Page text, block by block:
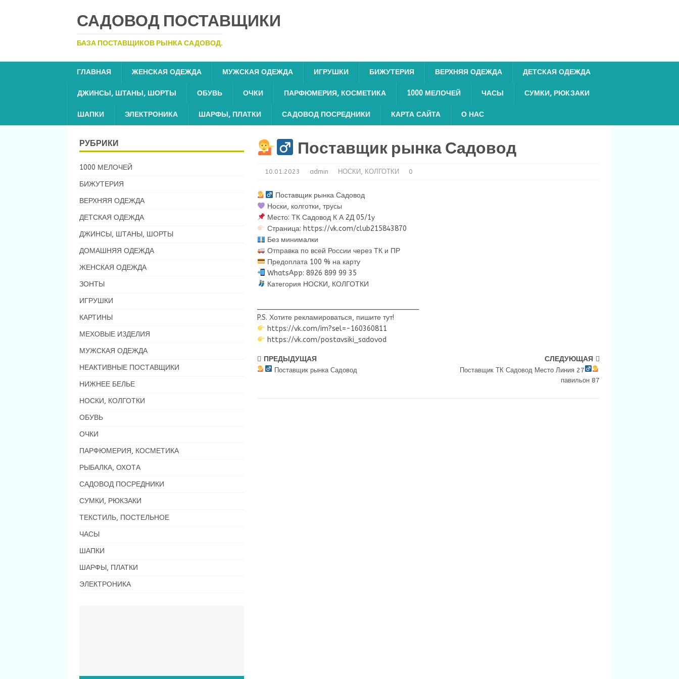
САДОВОД ПОСТАВЩИКИ
БАЗА ПОСТАВЩИКОВ РЫНКА САДОВОД.
ГЛАВНАЯ ЖЕНСКАЯ ОДЕЖДА МУЖСКАЯ ОДЕЖДА ИГРУШКИ БИЖУТЕРИЯ ВЕРХНЯЯ ОДЕЖДА ДЕТСКАЯ ОДЕЖДА
ДЖИНСЫ, ШТАНЫ, ШОРТЫ ОБУВЬ ОЧКИ ПАРФЮМЕРИЯ, КОСМЕТИКА 1000 МЕЛОЧЕЙ ЧАСЫ СУМКИ, РЮКЗАКИ
ШАПКИ ЭЛЕКТРОНИКА ШАРФЫ, ПЛАТКИ САДОВОД ПОСРЕДНИКИ КАРТА САЙТА О НАС
Поставщик рынка Садовод
10.01.2023 admin НОСКИ, КОЛГОТКИ 0
Поставщик рынка Садовод
Носки, колготки, трусы
Место: ТК Садовод К А 2Д 05/1у
Страница: https://vk.com/club215843870
Без минималки
Отправка по всей России через ТК и ПР
Предоплата 100 % на карту
WhatsApp: 8926 899 99 35
Категория НОСКИ, КОЛГОТКИ
P.S. Хотите рекламироваться, пишите тут!
https://vk.com/im?sel=-160360811
https://vk.com/postavsiki_sadovod
ПРЕДЫДУЩАЯ
Поставщик рынка Садовод
СЛЕДУЮЩАЯ
Поставщик ТК Садовод Место Линия 27
павильон 87
РУБРИКИ
1000 МЕЛОЧЕЙ
БИЖУТЕРИЯ
ВЕРХНЯЯ ОДЕЖДА
ДЕТСКАЯ ОДЕЖДА
ДЖИНСЫ, ШТАНЫ, ШОРТЫ
ДОМАШНЯЯ ОДЕЖДА
ЖЕНСКАЯ ОДЕЖДА
ЗОНТЫ
ИГРУШКИ
КАРТИНЫ
МЕХОВЫЕ ИЗДЕЛИЯ
МУЖСКАЯ ОДЕЖДА
НЕАКТИВНЫЕ ПОСТАВЩИКИ
НИЖНЕЕ БЕЛЬЕ
НОСКИ, КОЛГОТКИ
ОБУВЬ
ОЧКИ
ПАРФЮМЕРИЯ, КОСМЕТИКА
РЫБАЛКА, ОХОТА
САДОВОД ПОСРЕДНИКИ
СУМКИ, РЮКЗАКИ
ТЕКСТИЛЬ, ПОСТЕЛЬНОЕ
ЧАСЫ
ШАПКИ
ШАРФЫ, ПЛАТКИ
ЭЛЕКТРОНИКА